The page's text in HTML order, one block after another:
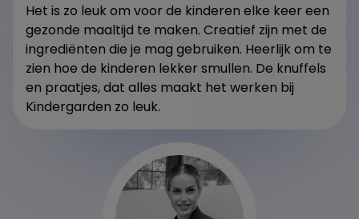
Het is zo leuk om voor de kinderen elke keer een
gezonde maaltijd te maken. Creatief zijn met de
ingrediënten die je mag gebruiken. Heerlijk om te
zien hoe de kinderen lekker smullen. De knuffels
en praatjes, dat alles maakt het werken bij
Kindergarden zo leuk.